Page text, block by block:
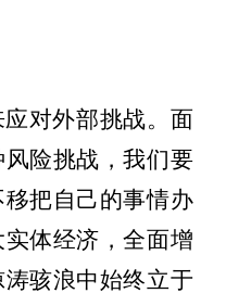
对外部挑战。面
险挑战，我们要
把自己的事情办
体经济，全面增
骇浪中始终立于